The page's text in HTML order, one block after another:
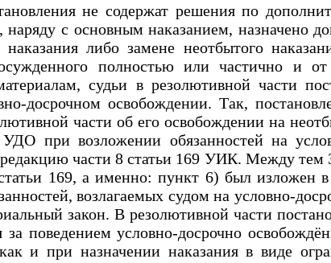
не содержат решения по
с основным наказанием, назначено
либо замене неотбытого
полностью или частично и от
судьи в резолютивной части
досрочном освобождении. Так,
части об его освобождении на
при возложении обязанностей на
части 8 статьи 169 УИК. Между
169, а именно: пункт 6) был изложен в
возлагаемых судом на условно-
закон. В резолютивной части
за поведением условно-досрочно
и при назначении наказания в виде